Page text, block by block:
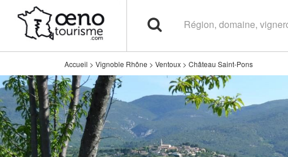
Accueil > Vignoble Rhône > Ventoux > Château Saint-Pons